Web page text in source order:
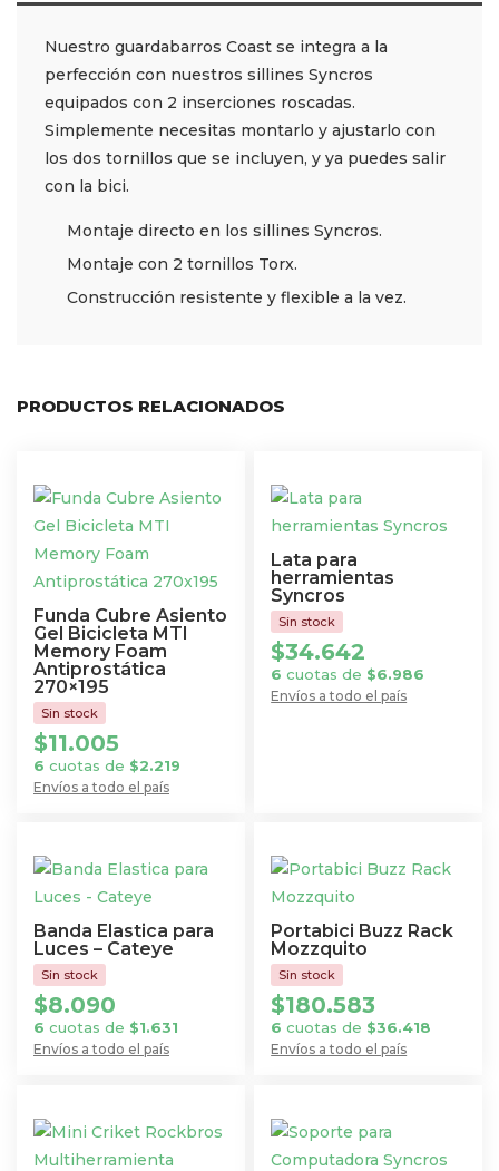
Nuestro guardabarros Coast se integra a la
perfección con nuestros sillines Syncros
equipados con 2 inserciones roscadas.
Simplemente necesitas montarlo y ajustarlo con
los dos tornillos que se incluyen, y ya puedes salir
con la bici.
Montaje directo en los sillines Syncros.
Montaje con 2 tornillos Torx.
Construcción resistente y flexible a la vez.
PRODUCTOS RELACIONADOS
Funda Cubre Asiento
Gel Bicicleta MTI
Memory Foam
Antiprostática
270×195
Envíos a todo el país
$11.005
6 cuotas de $2.219
Lata para
herramientas
Syncros
Envíos a todo el país
$34.642
6 cuotas de $6.986
Banda Elastica para
Luces – Cateye
Envíos a todo el país
$8.090
6 cuotas de $1.631
Portabici Buzz Rack
Mozzquito
Envíos a todo el país
$180.583
6 cuotas de $36.418